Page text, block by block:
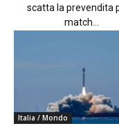
scatta la prevendita
match...
Italia / Mondo